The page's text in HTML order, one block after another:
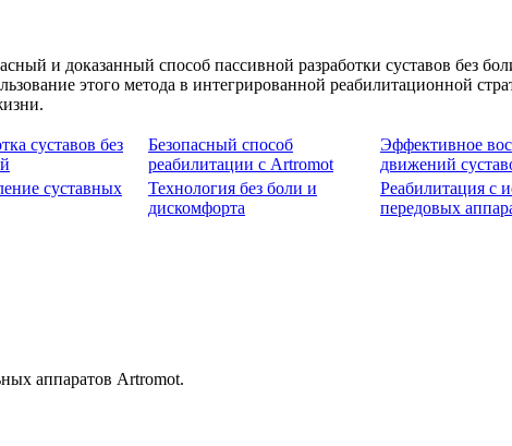
и доказанный способ пассивной разработки суставов без
этого метода в интегрированной реабилитационной
суставов без
Безопасный способ
реабилитации с Artromot
Эффективное
движений
суставных
Технология без боли и
дискомфорта
Реабилитация с
передовых
аппаратов Artromot.